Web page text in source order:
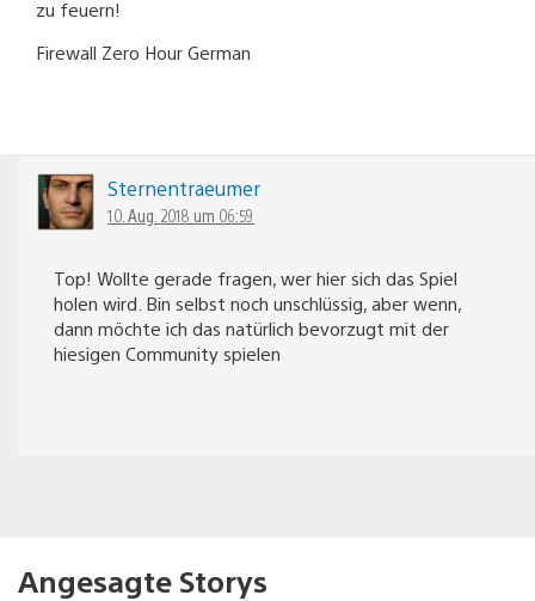
zu feuern!
Firewall Zero Hour German
Sternentraeumer
10. Aug. 2018 um 06:59
Top! Wollte gerade fragen, wer hier sich das Spiel
holen wird. Bin selbst noch unschlüssig, aber wenn,
dann möchte ich das natürlich bevorzugt mit der
hiesigen Community spielen
Angesagte Storys